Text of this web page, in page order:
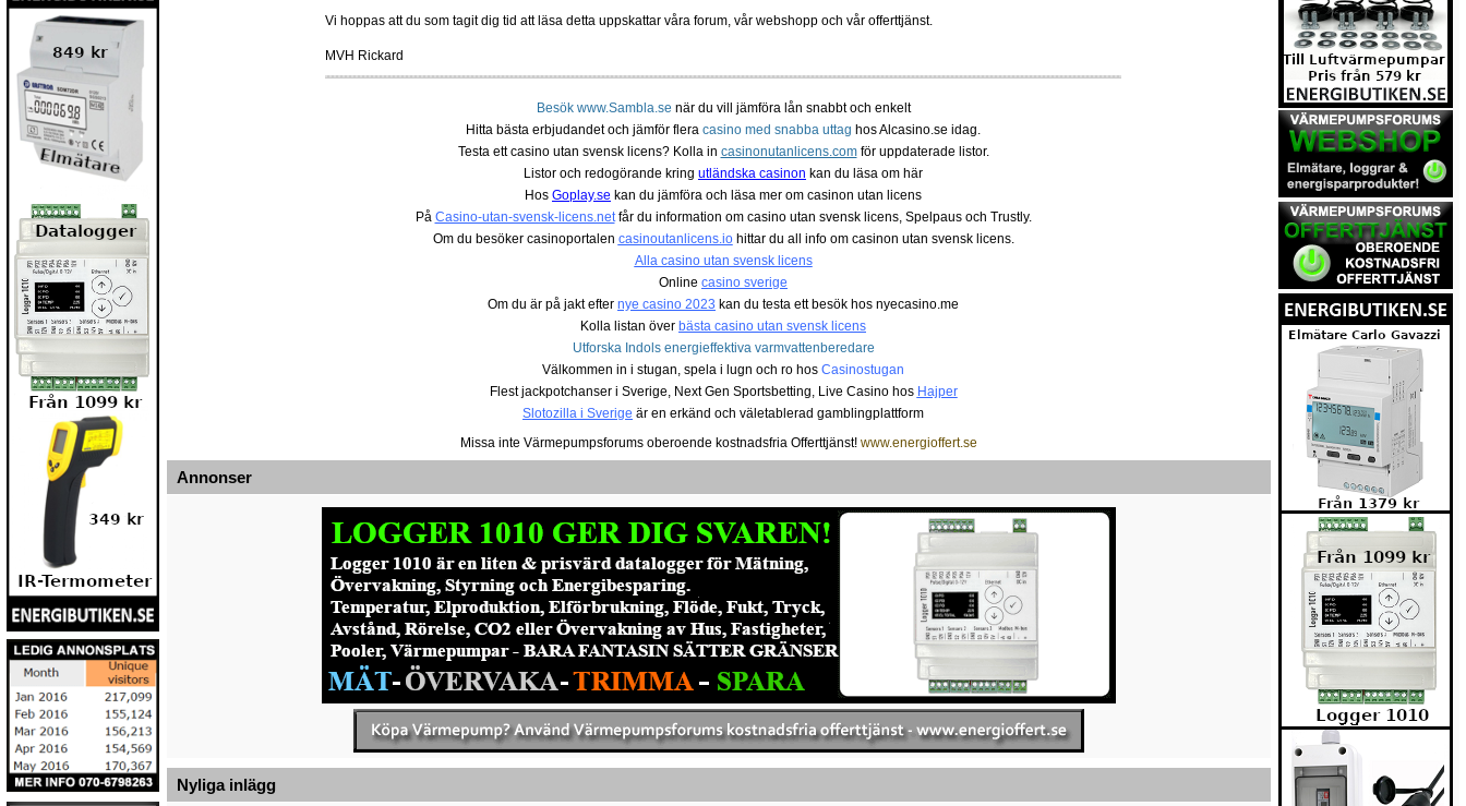
Vi hoppas att du som tagit dig tid att läsa detta uppskattar våra forum, vår webshopp och vår offerttjänst.
MVH Rickard
Besök www.Sambla.se när du vill jämföra lån snabbt och enkelt
Hitta bästa erbjudandet och jämför flera casino med snabba uttag hos Alcasino.se idag.
Testa ett casino utan svensk licens? Kolla in casinonutanlicens.comför uppdaterade listor.
Listor och redogörande kring utländska casinon kan du läsa om här
Hos Goplay.se kan du jämföra och läsa mer om casinon utan licens
På Casino-utan-svensk-licens.netfår du information om casino utan svensk licens, Spelpaus och Trustly.
Om du besöker casinoportalen casinoutanlicens.iohittar du all info om casinon utan svensk licens.
Alla casino utan svensk licens
Online casino sverige
Om du är på jakt efter nye casino 2023 kan du testa ett besök hos nyecasino.me
Kolla listan över bästa casino utan svensk licens
Utforska Indols energieffektiva varmvattenberedare
Välkommen in i stugan, spela i lugn och ro hos Casinostugan
Flest jackpotchanser i Sverige, Next Gen Sportsbetting, Live Casino hos Hajper
Slotozilla i Sverige är en erkänd och väletablerad gamblingplattform
Missa inte Värmepumpsforums oberoende kostnadsfria Offerttjänst! www.energioffert.se
Annonser
Nyliga inlägg